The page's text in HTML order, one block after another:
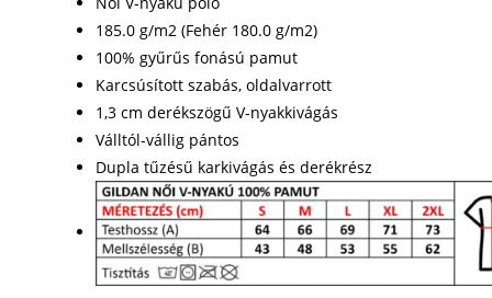
185.0 g/m2 (Fehér 180.0 g/m2)
100% gyűrűs fonású pamut
Karcsúsított szabás, oldalvarrott
1,3 cm derékszögű V-nyakkivágás
Válltól-vállig pántos
Dupla tűzésű karkivágás és derékrész